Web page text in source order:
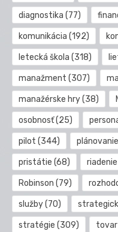
diagnostika (77)
komunikácia (192)
letecká škola (318)
manažment (307)
manažérske hry(38)
osobnosť(25)
pilot (344) plánovanie
pristátie (68) riadenie
Robinson (79)
služby(70)
stratégie (309) tovar